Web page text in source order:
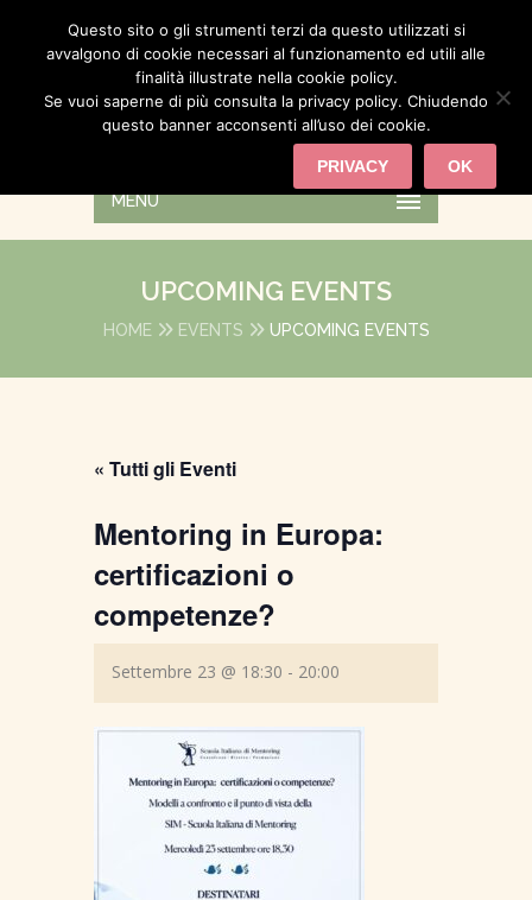
MENU
UPCOMING EVENTS
HOME EVENTS UPCOMING EVENTS
« Tutti gli Eventi
Mentoring in Europa:
certificazioni o
competenze?
Settembre 23 @ 18:30 - 20:00
Questo sito o gli strumenti terzi da questo utilizzati si
avvalgono di cookie necessari al funzionamento ed utili alle
finalità illustrate nella cookie policy.
Se vuoi saperne di più consulta la privacy policy. Chiudendo
questo banner acconsenti all’uso dei cookie.
OK
PRIVACY